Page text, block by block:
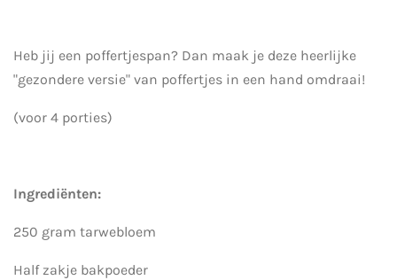
Heb jij een poffertjespan? Dan maak je deze heerlijke
"gezondere versie" van poffertjes in een hand omdraai!
(voor 4 porties)
Ingrediënten:
250 gram tarwebloem
Half zakje bakpoeder